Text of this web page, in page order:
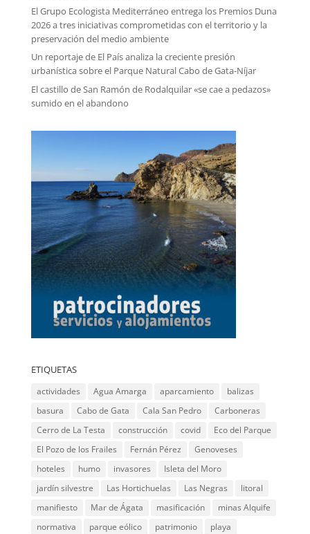
El Grupo Ecologista Mediterráneo entrega los Premios Duna
2026 a tres iniciativas comprometidas con el territorio y la
preservación del medio ambiente
Un reportaje de El País analiza la creciente presión
urbanística sobre el Parque Natural Cabo de Gata-Níjar
El castillo de San Ramón de Rodalquilar «se cae a pedazos»
sumido en el abandono
ETIQUETAS
actividades Agua Amarga aparcamiento
balizas
basura
Cabo de Gata Cala San Pedro
Carboneras
Cerro de La Testa
construcción covid
Eco del Parque
El Pozo de los Frailes
Fernán Pérez
Genoveses
hoteles
humo invasores
Isleta del Moro
jardín silvestre
Las Hortichuelas Las Negras
litoral
manifiesto
Mar de Ágata masificación
minas Alquife
normativa
parque eólico patrimonio
playa